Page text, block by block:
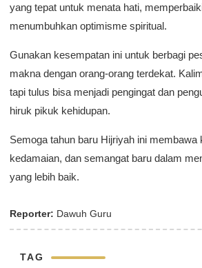
yang tepat untuk menata hati,
menumbuhkan optimisme spiritual.
Gunakan kesempatan ini untuk berbagi
makna dengan orang-orang terdekat.
tapi tulus bisa menjadi pengingat dan
hiruk pikuk kehidupan.
Semoga tahun baru Hijriyah ini membawa
kedamaian, dan semangat baru dalam
yang lebih baik.
Reporter: Dawuh Guru
TAG